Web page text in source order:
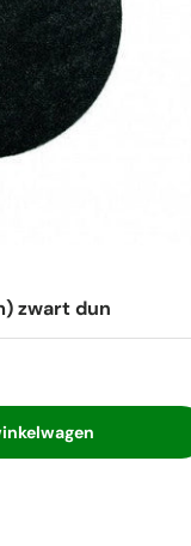
zwart dun